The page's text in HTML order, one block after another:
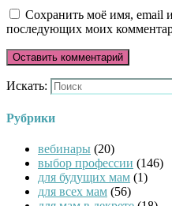
Сохранить моё имя, email
последующих моих
Искать:
Рубрики
вебинары (20)
выбор профессии (146)
для будущих мам (1)
для всех мам (56)